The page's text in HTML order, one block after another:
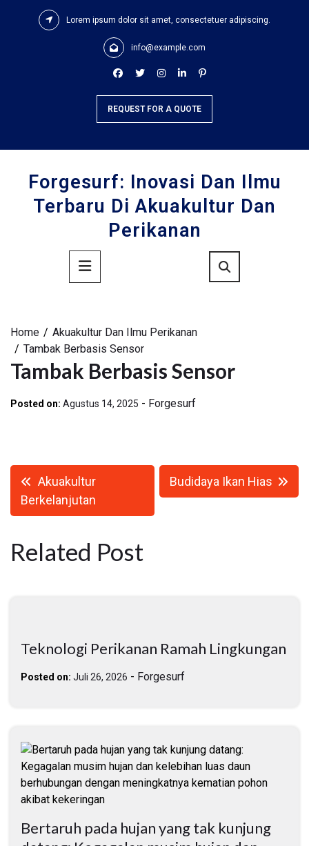
Lorem ipsum dolor sit amet, consectetuer adipiscing.
info@example.com
REQUEST FOR A QUOTE
Forgesurf: Inovasi Dan Ilmu
Terbaru Di Akuakultur Dan
Perikanan
Primary
Menu
Home
Akuakultur Dan Ilmu Perikanan
Tambak Berbasis Sensor
Tambak Berbasis Sensor
Posted on: Agustus 14, 2025 - Forgesurf
Navigasi
pos
Akuakultur
Berkelanjutan
Budidaya Ikan Hias
Related Post
Teknologi Perikanan Ramah Lingkungan
Posted on: Juli 26, 2026 - Forgesurf
Bertaruh pada hujan yang tak kunjung